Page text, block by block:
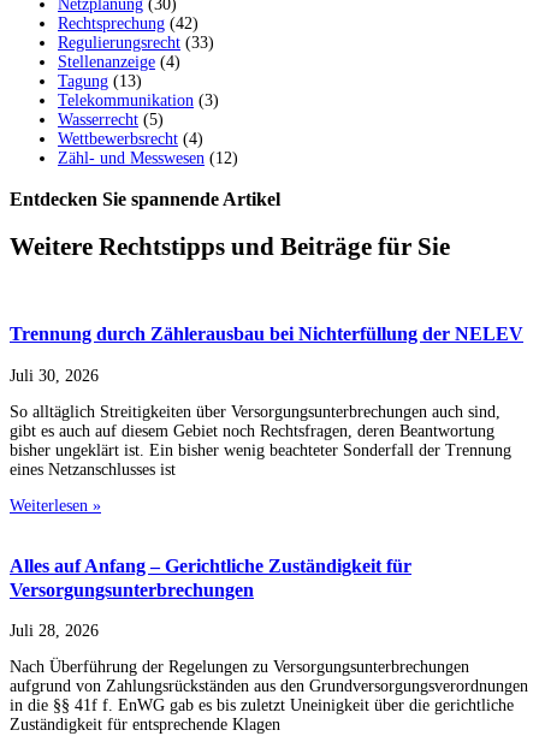
Netzplanung (30)
Rechtsprechung (42)
Regulierungsrecht (33)
Stellenanzeige (4)
Tagung (13)
Telekommunikation (3)
Wasserrecht (5)
Wettbewerbsrecht (4)
Zähl- und Messwesen (12)
Entdecken Sie spannende Artikel
Weitere Rechtstipps und Beiträge für Sie
Trennung durch Zählerausbau bei Nichterfüllung der NELEV
Juli 30, 2026
So alltäglich Streitigkeiten über Versorgungsunterbrechungen auch sind,
gibt es auch auf diesem Gebiet noch Rechtsfragen, deren Beantwortung
bisher ungeklärt ist. Ein bisher wenig beachteter Sonderfall der Trennung
eines Netzanschlusses ist
Weiterlesen »
Alles auf Anfang – Gerichtliche Zuständigkeit für
Versorgungsunterbrechungen
Juli 28, 2026
Nach Überführung der Regelungen zu Versorgungsunterbrechungen
aufgrund von Zahlungsrückständen aus den Grundversorgungsverordnungen
in die §§ 41f f. EnWG gab es bis zuletzt Uneinigkeit über die gerichtliche
Zuständigkeit für entsprechende Klagen